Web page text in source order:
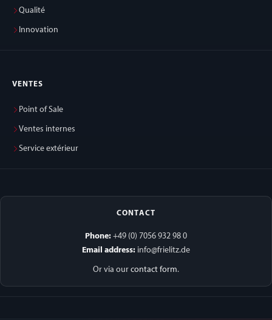
Qualité
Innovation
VENTES
Point of Sale
Ventes internes
Service extérieur
CONTACT
Phone: +49 (0) 7056 932 98 0
Email address: info@frielitz.de
Or via our contact form.